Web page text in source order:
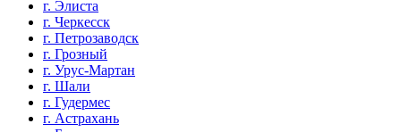
г. Элиста
г. Черкесск
г. Петрозаводск
г. Грозный
г. Урус-Мартан
г. Шали
г. Гудермес
г. Астрахань